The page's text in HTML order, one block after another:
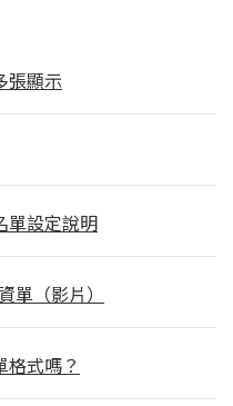
張顯示
單設定說明
（影片）
式嗎？